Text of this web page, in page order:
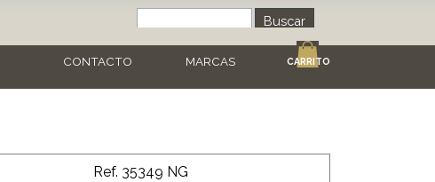
CONTACTO MARCAS
Buscar
CARRITO
Ref. 35349 NG